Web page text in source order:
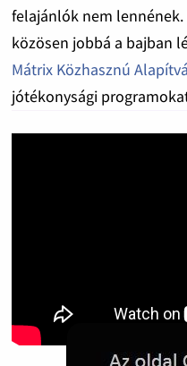
felajánlók nem
közösen jobbá a bajban
Mátrix Közhasznú
jótékonysági